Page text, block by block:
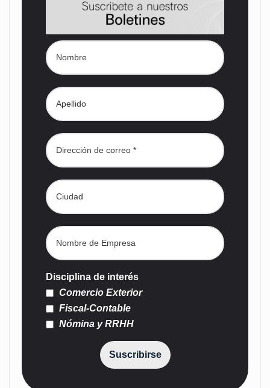
Disciplina de interés
Comercio Exterior
Fiscal-Contable
Nómina y RRHH
Suscribirse